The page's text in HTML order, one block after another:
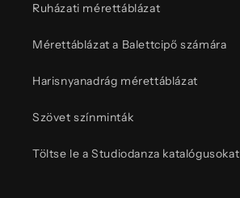
Ruházati mérettáblázat
Mérettáblázat a Balettcipő számára
Harisnyanadrág mérettáblázat
Szövet színminták
Töltse le a Studiodanza katalógusokat